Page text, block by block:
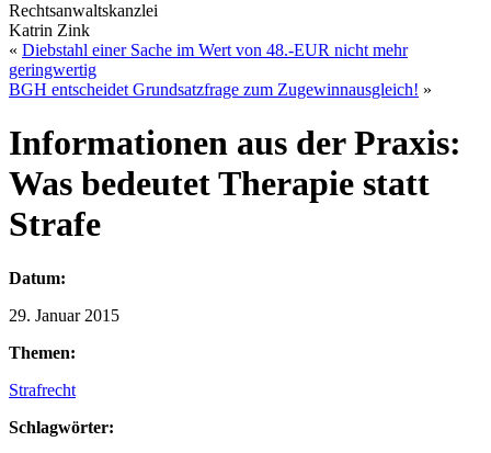
Rechtsanwaltskanzlei
Katrin Zink
« Diebstahl einer Sache im Wert von 48.-EUR nicht mehr
geringwertig
BGH entscheidet Grundsatzfrage zum Zugewinnausgleich! »
Informationen aus der Praxis:
Was bedeutet Therapie statt
Strafe
Datum:
29. Januar 2015
Themen:
Strafrecht
Schlagwörter: